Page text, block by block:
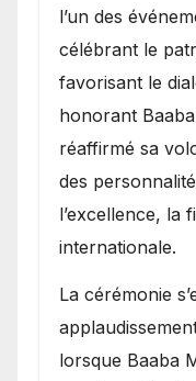
l’un des
célébrant le
favorisant le
honorant
réaffirmé sa
des
l’excellence, la
internationale.
​La cérémonie
lorsque Baaba